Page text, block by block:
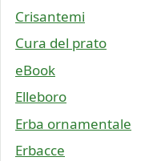
Crisantemi
Cura del prato
eBook
Elleboro
Erba ornamentale
Erbacce